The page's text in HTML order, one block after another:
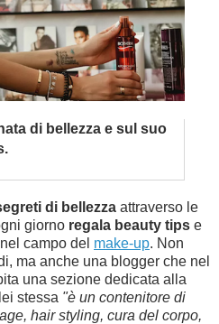
di bellezza e sul suo
di bellezza attraverso le
giorno regala beauty tips e
campo del make-up. Non
ma anche una blogger che nel
una sezione dedicata alla
stessa "è un contenitore di
hair styling, cura del corpo,